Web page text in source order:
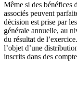
Même si des bénéfices
associés peuvent
décision est prise par
générale annuelle, au
du résultat de
l’objet d’une
inscrits dans des